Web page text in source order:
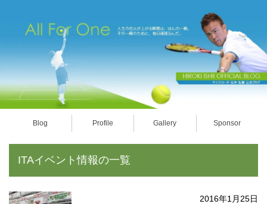
Blog Profile Gallery Sponsor
ITAイベント情報の一覧
2016年1月25日